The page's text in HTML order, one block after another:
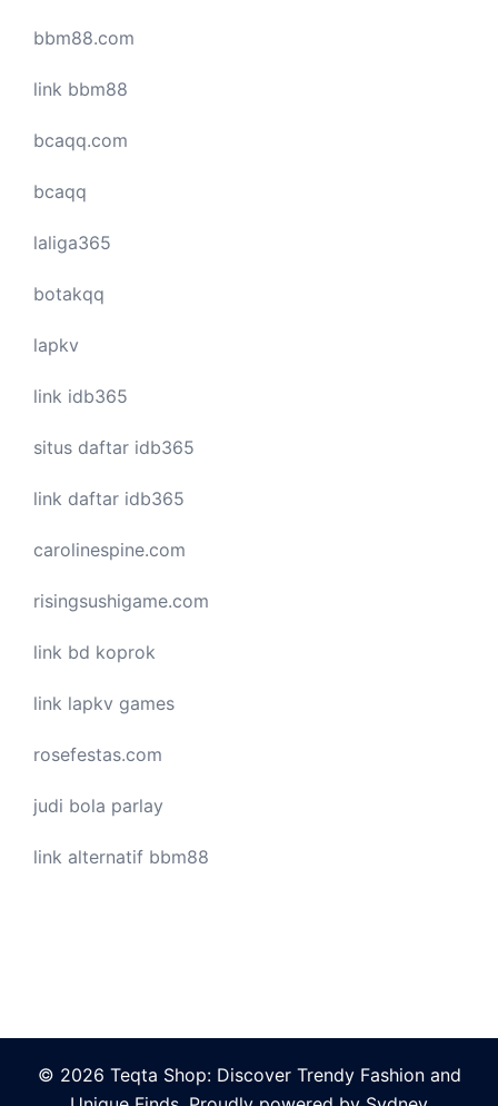
bbm88.com
link bbm88
bcaqq.com
bcaqq
laliga365
botakqq
lapkv
link idb365
situs daftar idb365
link daftar idb365
carolinespine.com
risingsushigame.com
link bd koprok
link lapkv games
rosefestas.com
judi bola parlay
link alternatif bbm88
© 2026 Teqta Shop: Discover Trendy Fashion and